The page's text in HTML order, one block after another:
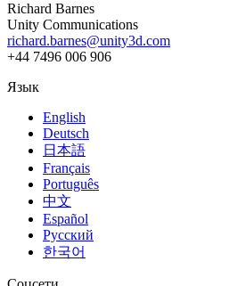
Richard Barnes
Unity Communications
richard.barnes@unity3d.com
+44 7496 006 906
Язык
English
Deutsch
日本語
Français
Português
中文
Español
Русский
한국어